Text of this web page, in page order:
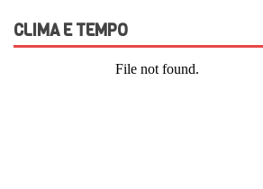
CLIMA E TEMPO